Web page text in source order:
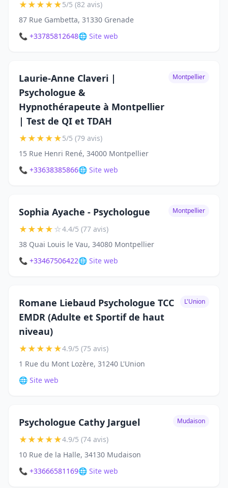
★★★★★5/5 (82 avis)
87 Rue Gambetta, 31330 Grenade
📞 +33785812648🌐 Site web
Laurie-Anne Claveri |
Psychologue &
Hypnothérapeute à Montpellier
| Test de QI et TDAH
Montpellier
★★★★★5/5 (79 avis)
15 Rue Henri René, 34000 Montpellier
📞 +33638385866🌐 Site web
Sophia Ayache - Psychologue Montpellier
★★★★☆4.4/5 (77 avis)
38 Quai Louis le Vau, 34080 Montpellier
📞 +33467506422🌐 Site web
Romane Liebaud Psychologue TCC
EMDR (Adulte et Sportif de haut
niveau)
L'Union
★★★★★4.9/5 (75 avis)
1 Rue du Mont Lozère, 31240 L'Union
🌐 Site web
Psychologue Cathy Jarguel Mudaison
★★★★★4.9/5 (74 avis)
10 Rue de la Halle, 34130 Mudaison
📞 +33666581169🌐 Site web